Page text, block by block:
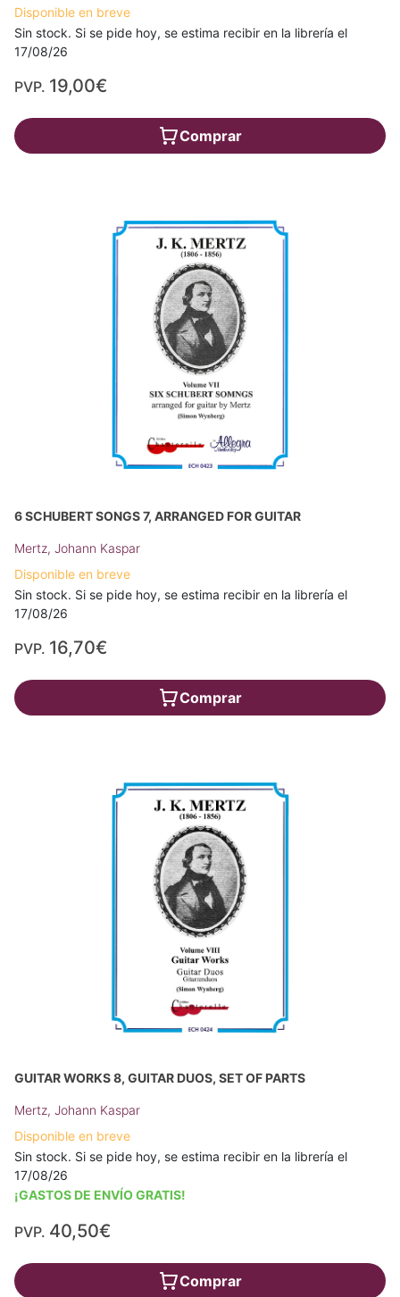
Disponible en breve
Sin stock. Si se pide hoy, se estima recibir en la librería el
17/08/26
PVP. 19,00€
Comprar
6 SCHUBERT SONGS 7, ARRANGED FOR GUITAR
Mertz, Johann Kaspar
Disponible en breve
Sin stock. Si se pide hoy, se estima recibir en la librería el
17/08/26
PVP. 16,70€
Comprar
GUITAR WORKS 8, GUITAR DUOS, SET OF PARTS
Mertz, Johann Kaspar
Disponible en breve
Sin stock. Si se pide hoy, se estima recibir en la librería el
17/08/26
¡GASTOS DE ENVÍO GRATIS!
PVP. 40,50€
Comprar